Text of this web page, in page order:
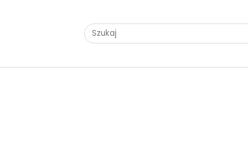
Webinar na Facebooku